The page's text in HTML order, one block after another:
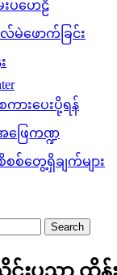
းပဟေဠိ
မဲဖောက်ခြင်း
ားပေးပို့ရန်
ဖြေကဏ္ဍ
စ်တွေ့ရှိချက်များ